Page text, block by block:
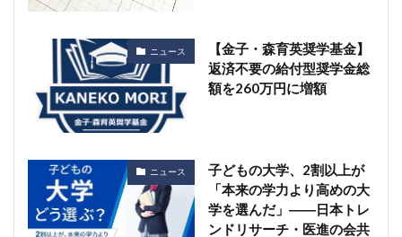
ニュース
【金子・森育英奨学基金】
返済不要の給付型奨学金総
額を260万円に増額
ニュース
子どもの大学、2割以上が
「本来の学力より高めの大
学を選んだ」――日本トレ
ンドリサーチ・医進の会共